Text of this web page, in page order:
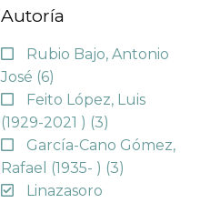
Autoría
Rubio Bajo, Antonio
José (6)
Feito López, Luis
(1929-2021 ) (3)
García-Cano Gómez,
Rafael (1935- ) (3)
Linazasoro